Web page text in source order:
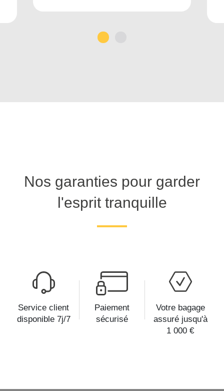
Nos garanties pour garder
l'esprit tranquille
Service client
disponible 7j/7
Paiement
sécurisé
Votre bagage
assuré jusqu'à
1 000 €